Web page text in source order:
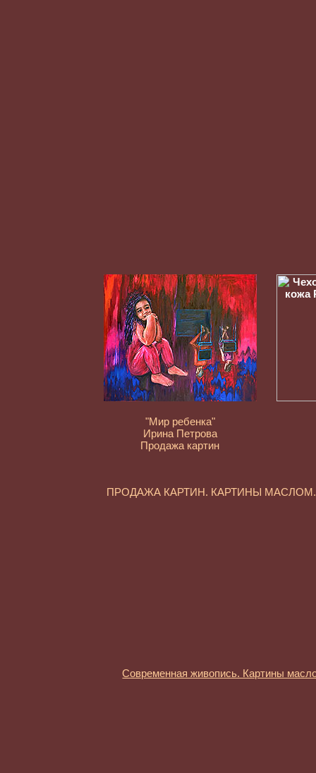
"Мир ребенка"
Ирина Петрова
Продажа картин
ПРОДАЖА КАРТИН. КАРТИНЫ
Современная живопись. Картины